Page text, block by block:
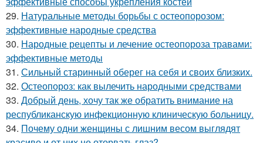
29. Натуральные методы борьбы с остеопорозом:
эффективные народные средства
30. Народные рецепты и лечение остеопороза травами:
эффективные методы
31. Сильный старинный оберег на себя и своих близких.
32. Остеопороз: как вылечить народными средствами
33. Добрый день, хочу так же обратить внимание на
республиканскую инфекционную клиническую больницу.
34. Почему одни женщины с лишним весом выглядят